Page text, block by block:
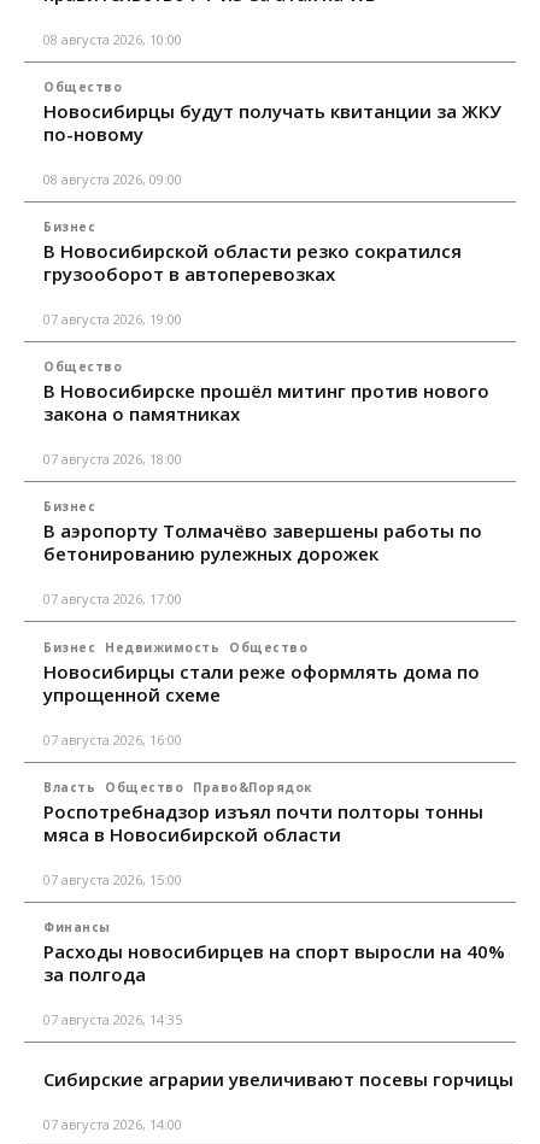
08 августа 2026, 10:00
Общество
Новосибирцы будут получать квитанции за ЖКУ
по-новому
08 августа 2026, 09:00
Бизнес
В Новосибирской области резко сократился
грузооборот в автоперевозках
07 августа 2026, 19:00
Общество
В Новосибирске прошёл митинг против нового
закона о памятниках
07 августа 2026, 18:00
Бизнес
В аэропорту Толмачёво завершены работы по
бетонированию рулежных дорожек
07 августа 2026, 17:00
Бизнес Недвижимость Общество
Новосибирцы стали реже оформлять дома по
упрощенной схеме
07 августа 2026, 16:00
Власть Общество Право&Порядок
Роспотребнадзор изъял почти полторы тонны
мяса в Новосибирской области
07 августа 2026, 15:00
Финансы
Расходы новосибирцев на спорт выросли на 40%
за полгода
07 августа 2026, 14:35
Сибирские аграрии увеличивают посевы горчицы
07 августа 2026, 14:00